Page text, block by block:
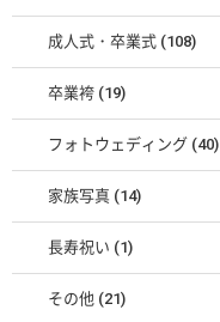
成人式・卒業式 (108)
卒業袴 (19)
フォトウェディング (40)
家族写真 (14)
長寿祝い (1)
その他 (21)